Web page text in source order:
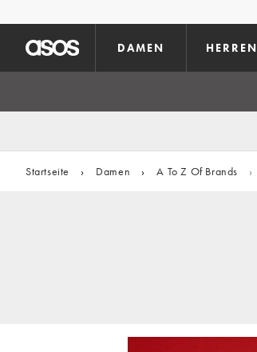
DAMEN HERREN
Startseite › Damen › A To Z Of Brands ›